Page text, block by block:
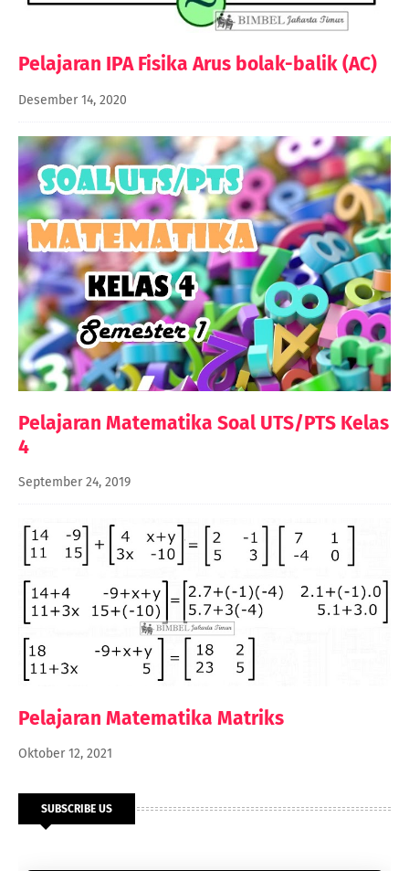
Pelajaran IPA Fisika Arus bolak-balik (AC)
Desember 14, 2020
Pelajaran Matematika Soal UTS/PTS Kelas
4
September 24, 2019
Pelajaran Matematika Matriks
Oktober 12, 2021
SUBSCRIBE US